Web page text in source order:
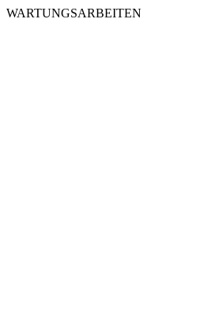
WARTUNGSARBEITEN